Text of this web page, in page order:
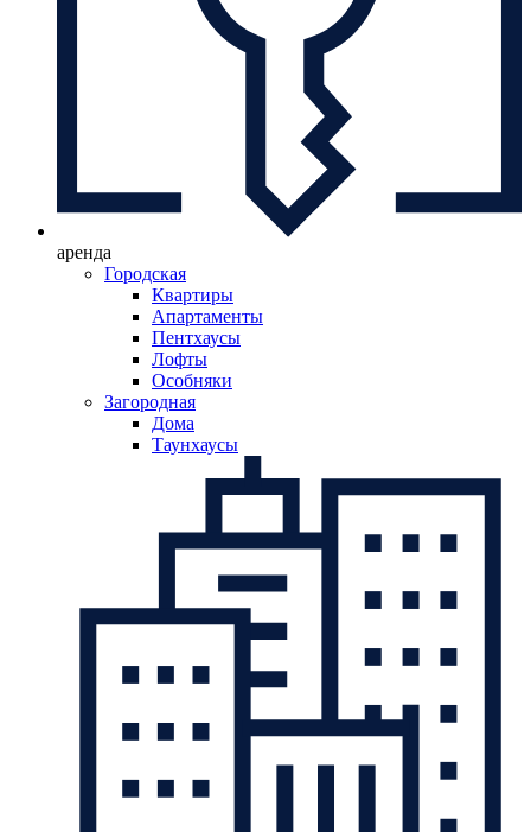
аренда
Городская
Квартиры
Апартаменты
Пентхаусы
Лофты
Особняки
Загородная
Дома
Таунхаусы